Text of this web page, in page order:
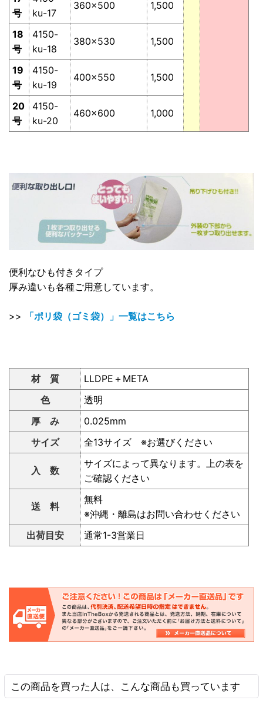
号
ku-17
360×500 1,500
18
号
4150-
ku-18
380×530 1,500
19
号
4150-
ku-19
400×550 1,500
20
号
4150-
ku-20
460×600 1,000
便利なひも付きタイプ
厚み違いも各種ご用意しています。
>> 「ポリ袋（ゴミ袋）」一覧はこちら
材 質
LLDPE＋META
色
透明
厚 み
0.025mm
サイズ
全13サイズ ※お選びください
入 数
サイズによって異なります。上の表を
ご確認ください
送 料
無料
※沖縄・離島はお問い合わせください
出荷目安
通常1-3営業日
この商品を買った人は、こんな商品も買っています